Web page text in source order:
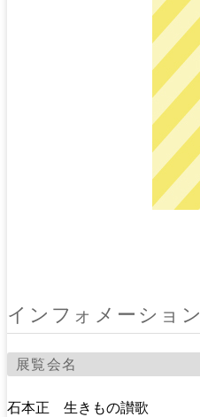
インフォメーション
展覧会名
石本正 生きもの讃歌